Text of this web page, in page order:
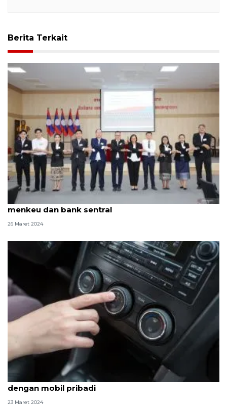
Berita Terkait
RI bantu pelatihan di Laos untuk pertemuan
menkeu dan bank sentral
26 Maret 2024
Penting rawat AC mobil sebelum melakukan mudik
dengan mobil pribadi
23 Maret 2024